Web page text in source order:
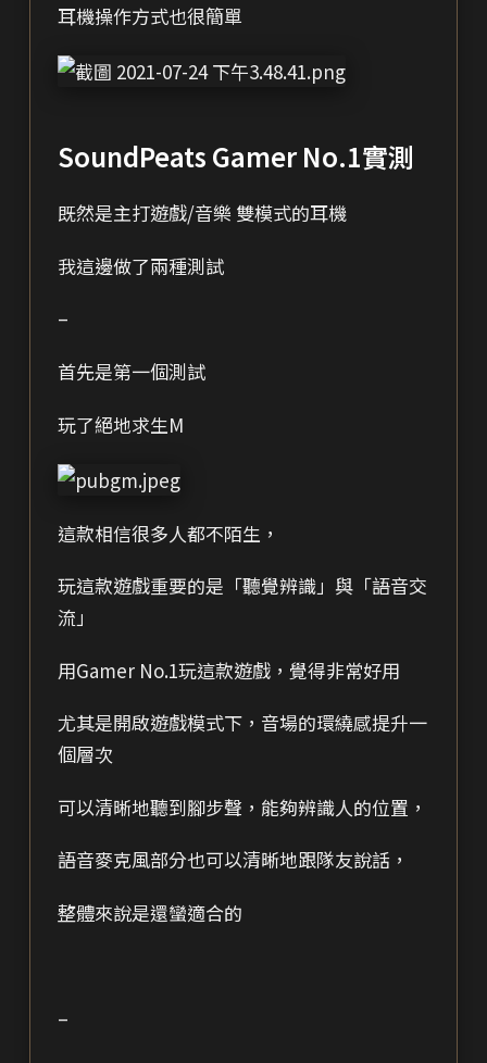
耳機操作方式也很簡單
SoundPeats Gamer No.1實測
既然是主打遊戲/音樂 雙模式的耳機
我這邊做了兩種測試
–
首先是第一個測試
玩了絕地求生M
這款相信很多人都不陌生，
玩這款遊戲重要的是「聽覺辨識」與「語音交
流」
用Gamer No.1玩這款遊戲，覺得非常好用
尤其是開啟遊戲模式下，音場的環繞感提升一
個層次
可以清晰地聽到腳步聲，能夠辨識人的位置，
語音麥克風部分也可以清晰地跟隊友說話，
整體來說是還蠻適合的
–